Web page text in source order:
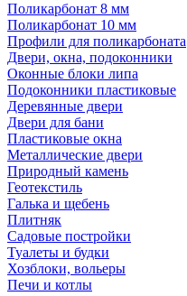
Поликарбонат 8 мм
Поликарбонат 10 мм
Профили для поликарбоната
Двери, окна, подоконники
Оконные блоки липа
Подоконники пластиковые
Деревянные двери
Двери для бани
Пластиковые окна
Металлические двери
Природный камень
Геотекстиль
Галька и щебень
Плитняк
Садовые постройки
Туалеты и будки
Хозблоки, вольеры
Печи и котлы